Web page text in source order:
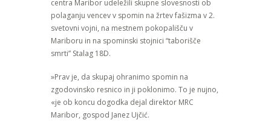
centra Maribor udeležili skupne slovesnosti ob
polaganju vencev v spomin na žrtev fašizma v 2.
svetovni vojni, na mestnem pokopališču v
Mariboru in na spominski stojnici “taborišče
smrti” Stalag 18D.
»Prav je, da skupaj ohranimo spomin na
zgodovinsko resnico in ji poklonimo. To je nujno,
«je ob koncu dogodka dejal direktor MRC
Maribor, gospod Janez Ujčić.